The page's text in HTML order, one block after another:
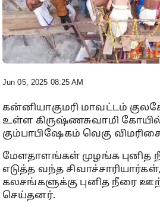
Jun 05, 2025 08:25 AM
கன்னியாகுமரி மாவட்டம்
உள்ள கிருஷ்ணசுவாமி
கும்பாபிஷேகம் வெகு
மேளதாளங்கள் முழங்க
எடுத்த வந்த
கலசங்களுக்கு புனித நீரை
செய்தனர்.